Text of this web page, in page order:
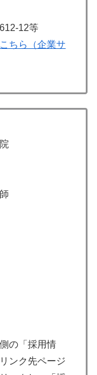
12等
ちら（企業サ
の「採用情
ンク先ページ